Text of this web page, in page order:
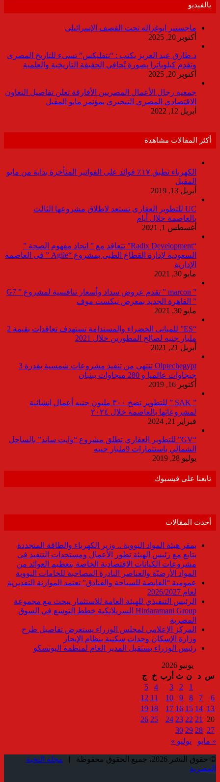
بالفيديو
ماجستير ابوغزاله تحت القصف الإسرائيلى
أكتوبر 20, 2025
د.طارق عبد العزيز يكتب : “نتفليكس” تسىء للتاريخ المصرى
وتقدم كيلوباترا بصورة تُجافي الحقيقة التاريخية والعلمية
أكتوبر 20, 2025
جمعية رجال الأعمال المصريين الأفارقة تعلن تفاصيل التعاون
الاقتصادي المصري النيجيري بمؤتمر مايو المقبل
أبريل 12, 2022
أكثر المقالات مشاهدة
الكهرباء تطبق ١٧٪ فوائد على الفواتير المتأخرة بداية من مايو
المقبل
أبريل 13, 2019
UC للتطوير العقارى تستعد لاطلاق مشروعها الثالث
بالعاصمة خلال أيام
أغسطس 1, 2021
“Radix Development” تتعاقد مع ” اتحاد مفهوم الصحة ”
السعودية لإدارة القطاع الطبى بمشروع “Agile ” فى العاصمة
الإدارية
مايو 30, 2021
” marcon ” تقدم عروض سداد وأسعار تنافسية لمشروع ” G7
” القاهرة الجديد بمعرض نيكست موف
مايو 30, 2021
“ES” للمبانى الخضراء والمستدامة تستهدف تعاقدات بقيمة 2
مليار جنيه لصالح المطورين خلال 2021
أبريل 21, 2021
Olptechegypt تنتهي من تنفيذ مشروعات شمسية بقدرة 3
جيجاوات عالميا و 280 ميجاوات ببنبان
أكتوبر 16, 2019
” SAK ” للتطوير تضخ ٣٠٠ مليون جنيه أعمال انشائية
لمشروعاتها بالعاصمة خلال ٢٠٢٤
فبراير 21, 2024
“GV” للتطوير العقاري تطلق مشروع “وايت ساند” بالساحل
الشمالي باستثمارات 9مليار جنيه
يوليو 28, 2019
تابعنا على فيسبوك
أحدث المقالات
بمقر هيئة المواد النووية .. وزير الكهرباء والطاقة المتجددة
يتابع مع رئيس الهيئة تطور الأعمال ومستجدات التنفيذ فى
مشروعات الكيانات الاقتصادية الخاصة بتعظيم العوائد من
المواد الأرضيّة والعناصر النادرة المصاحبة للخامات النووية
عمومية “القابضة للسياحة والفنادق” تعتمد الموازنة التقديرية
لعام 2026/2027
الرئيس التنفيذي للهيئة العامة للاستثمار يبحث مع مجموعة
Hirdaramani Group السريلانكية خطط التوسع في السوق
المصرية
المركز الإعلامي لمجلس الوزراء يستعرض تفاصيل طرح
وزارة الإسكان وحدات سكنية بنظام الإيجار
رئيس الوزراء يستقبل المدير العام لمنظمة اليونسكو
يونيو 2026
س د ن ث أرب خ
ج
1
2
3
4
5
6
7
8
9
10
11
12
13
14
15
16
17
18
19
20
21
22
23
24
25
26
27
28
29
30
« مايو
يوليو »
© حقوق النشر 2026، جميع الحقوق محفوظة |
مجلة النخبة
المصرية